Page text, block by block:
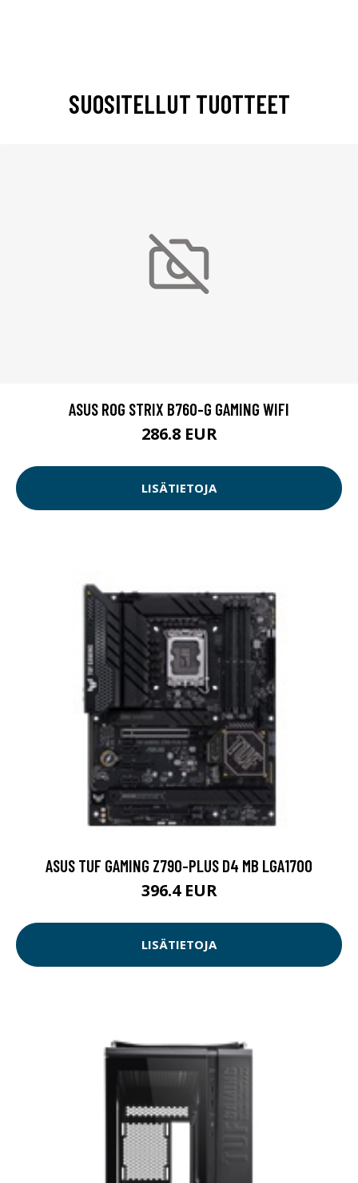
SUOSITELLUT TUOTTEET
ASUS ROG STRIX B760-G GAMING WIFI
286.8 EUR
LISÄTIETOJA
ASUS TUF GAMING Z790-PLUS D4 MB LGA1700
396.4 EUR
LISÄTIETOJA